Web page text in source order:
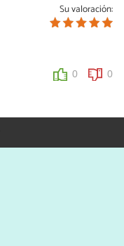
Su valoración:
0 0